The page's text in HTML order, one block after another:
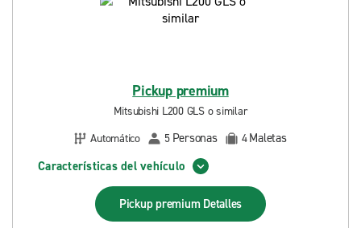
Pickup premium
Mitsubishi L200 GLS o similar
Automático
5 Personas 4Maletas
Características del vehículo
Pickup premium Detalles